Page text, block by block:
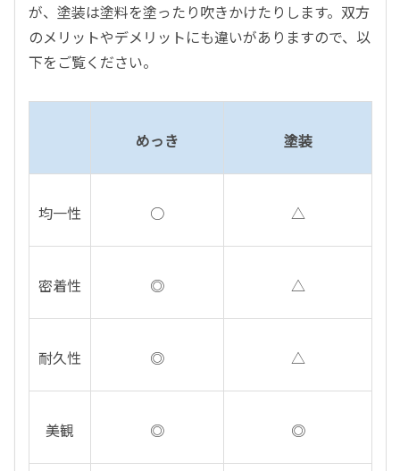
が、塗装は塗料を塗ったり吹きかけたりします。双方
のメリットやデメリットにも違いがありますので、以
下をご覧ください。
めっき 塗装
均一性 ○ △
密着性 ◎ △
耐久性 ◎ △
美観 ◎ ◎